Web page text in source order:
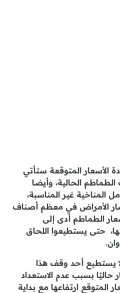
الأسعار المتوقعة ستأتي
الحالية، وأيضا
المناخية غير المناسبة،
الأمراض في معظم أصناف
الطماطم أدى إلى
حتى يستطيعوا اللحاق
يستطيع أحد وقف هذا
حاليًا بسبب عدم الاستعداد
المتوقع ارتفاعها مع بداية